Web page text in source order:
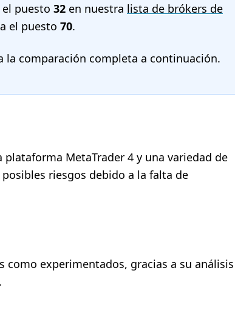
puesto 32 en nuestra lista de brókers de
el puesto 70.
la comparación completa a continuación.
MetaTrader 4 y una variedad de
riesgos debido a la falta de
experimentados, gracias a su análisis